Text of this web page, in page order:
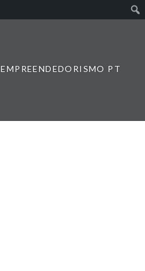
EMPREENDEDORISMO PT